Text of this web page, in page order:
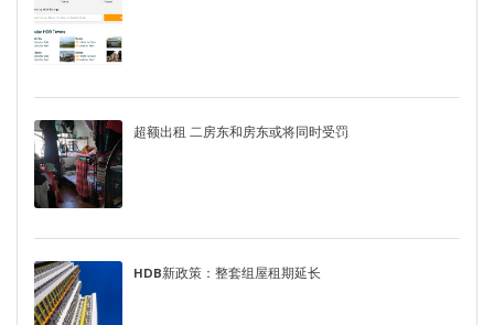
超额出租 二房东和房东或将同时受罚
HDB新政策：整套组屋租期延长